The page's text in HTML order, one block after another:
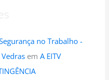
no Trabalho -
emA EITV